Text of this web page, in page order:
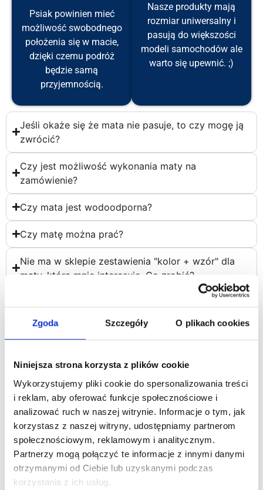
Zgoda Szczegóły O plikach cookies
Niniejsza strona korzysta z plików cookie
Wykorzystujemy pliki cookie do spersonalizowania treści
i reklam, aby oferować funkcje społecznościowe i
analizować ruch w naszej witrynie. Informacje o tym, jak
korzystasz z naszej witryny, udostępniamy partnerom
społecznościowym, reklamowym i analitycznym.
Partnerzy mogą połączyć te informacje z innymi danymi
otrzymanymi od Ciebie lub uzyskanymi podczas
korzystania z ich usług.
Psiak powinien mieć
możliwość swobodnego
położenia się w macie,
dzięki czemu podróż
będzie samą
przyjemnością.
Nasze produkty mają
rozmiar uniwersalny i
pasują do większości
modeli samochodów ale
warto się upewnić. ;)
Jeśli okaże się że mata nie pasuje, to czy mogę ją
zwrócić?
Czy jest możliwość wykonania maty na
zamówienie?
Czy mata jest wodoodporna?
Czy matę można prać?
Nie ma w sklepie zestawienia "kolor + wzór" dla
maty, która mnie interesuje. Co zrobić?
Czy prowadzimy serwis naszych produktów gdy
Polecamy również